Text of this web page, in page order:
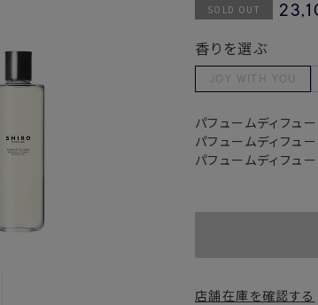
SOLD OUT
香りを選ぶ
JOY WITH YOU
パフュームディフュ
パフュームディフュ
パフュームディフュ
店舗在庫を確認する